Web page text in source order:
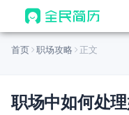
首页
AI 生成简历
首页 职场攻略 正文
职场中如何处